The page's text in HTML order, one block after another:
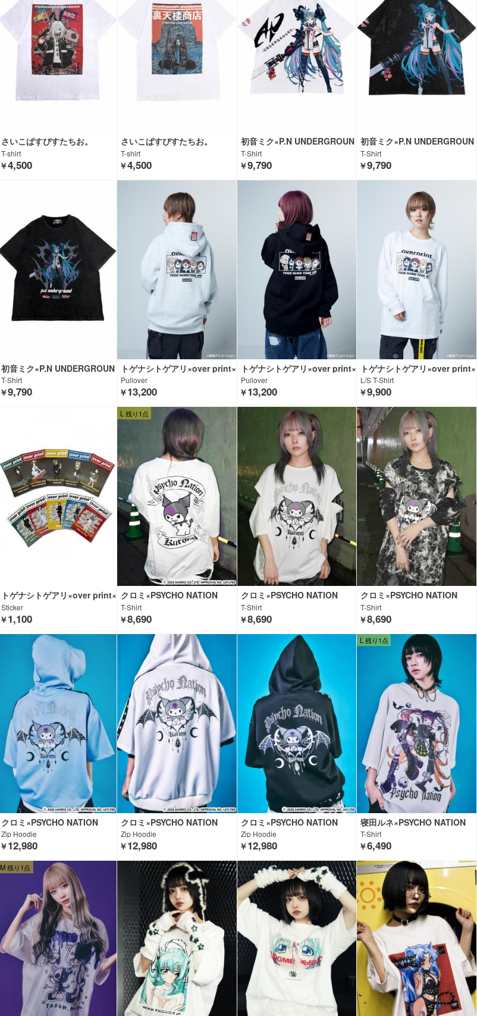
さいこぱすぴすたちお。
T-shirt
￥4,500
さいこぱすぴすたちお。
T-shirt
￥4,500
初音ミク×P.N UNDERGROUN
D
T-Shirt
￥9,790
初音ミク×P.N UNDERGROUN
D
T-Shirt
￥9,790
初音ミク×P.N UNDERGROUN
D
T-Shirt
￥9,790
トゲナシトゲアリ×over print×
GEKIROCK CLOTHING
Pullover
￥13,200
トゲナシトゲアリ×over print×
GEKIROCK CLOTHING
Pullover
￥13,200
トゲナシトゲアリ×over print×
GEKIROCK CLOTHING
L/S T-Shirt
￥9,900
トゲナシトゲアリ×over print×
GEKIROCK CLOTHING
Sticker
￥1,100
L 残り1点
クロミ×PSYCHO NATION
T-Shirt
￥8,690
クロミ×PSYCHO NATION
T-Shirt
￥8,690
クロミ×PSYCHO NATION
T-Shirt
￥8,690
クロミ×PSYCHO NATION
Zip Hoodie
￥12,980
クロミ×PSYCHO NATION
Zip Hoodie
￥12,980
クロミ×PSYCHO NATION
Zip Hoodie
￥12,980
L 残り1点
寝田ルネ×PSYCHO NATION
T-Shirt
￥6,490
M 残り1点